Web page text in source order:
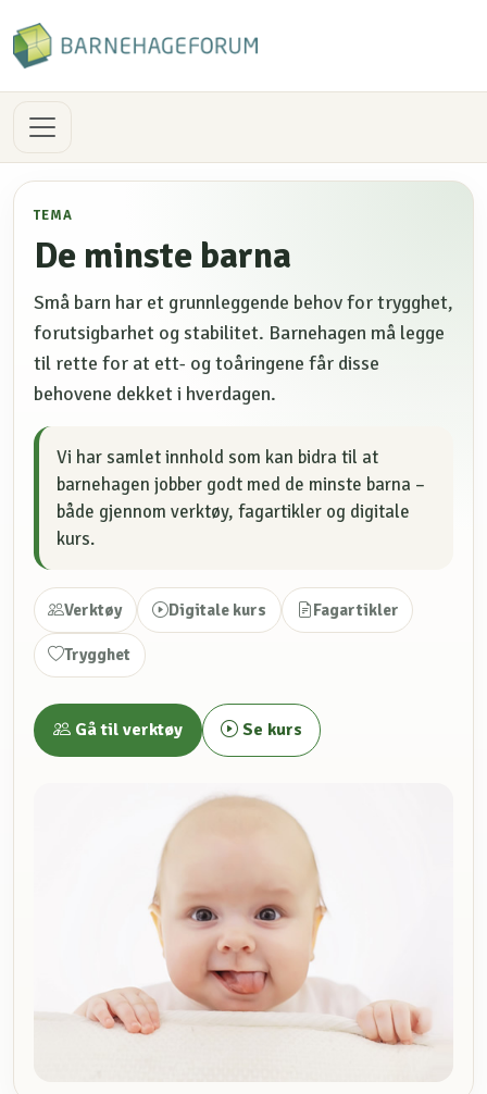
TEMA
De minste barna
Små barn har et grunnleggende behov for trygghet,
forutsigbarhet og stabilitet. Barnehagen må legge
til rette for at ett- og toåringene får disse
behovene dekket i hverdagen.
Vi har samlet innhold som kan bidra til at
barnehagen jobber godt med de minste barna –
både gjennom verktøy, fagartikler og digitale
kurs.
Verktøy Digitale kurs Fagartikler
Trygghet
Gå til verktøy Se kurs